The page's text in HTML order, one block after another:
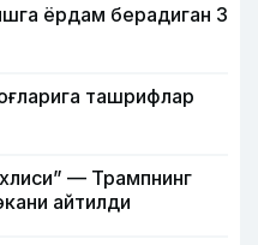
ёрдам берадиган 3
ташрифлар
— Трампнинг
айтилди